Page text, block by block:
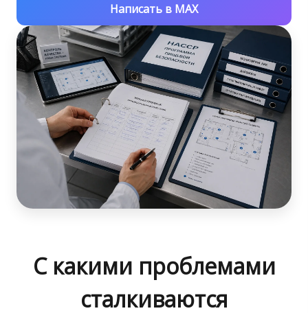
Написать в MAX
С какими проблемами
сталкиваются